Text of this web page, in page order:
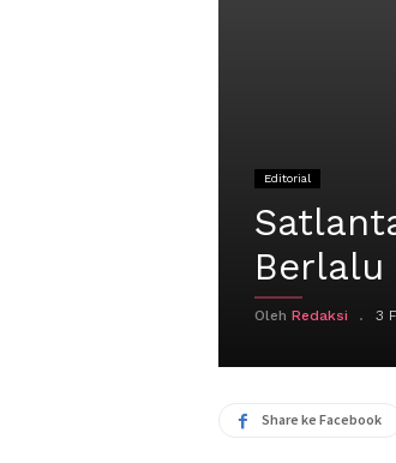
Editorial
Oleh Redaksi 3
Share ke Facebook